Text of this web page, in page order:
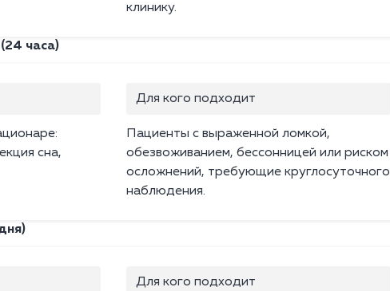
клинику.
часа)
сна,
Для кого подходит
Пациенты с выраженной ломкой,
обезвоживанием, бессонницей или риском
осложнений, требующие круглосуточного
наблюдения.
Для кого подходит